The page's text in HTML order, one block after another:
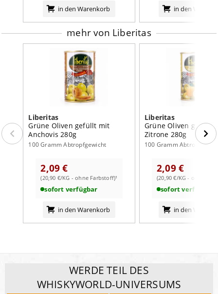
Brennwert
634
g
davon:
- gesättigte Fettsäuren
Kohlenhydrate
Eiweiß
Salz
in den Warenkorb in den
mehr von Liberitas
Liberitas
Grüne Oliven gefüllt mit
Anchovis 280g
100 Gramm Abtropfgewicht
2,09 €
(20,90 €/KG - ohne Farbstoff)¹
sofort verfügbar
in den Warenkorb
Liberitas
Grüne Oliven gefüllt
Zitrone 280g
100 Gramm
2,09 €
(20,90 €/KG - ohne
sofort verfügbar
in den
WERDE TEIL DES
WHISKYWORLD-UNIVERSUMS